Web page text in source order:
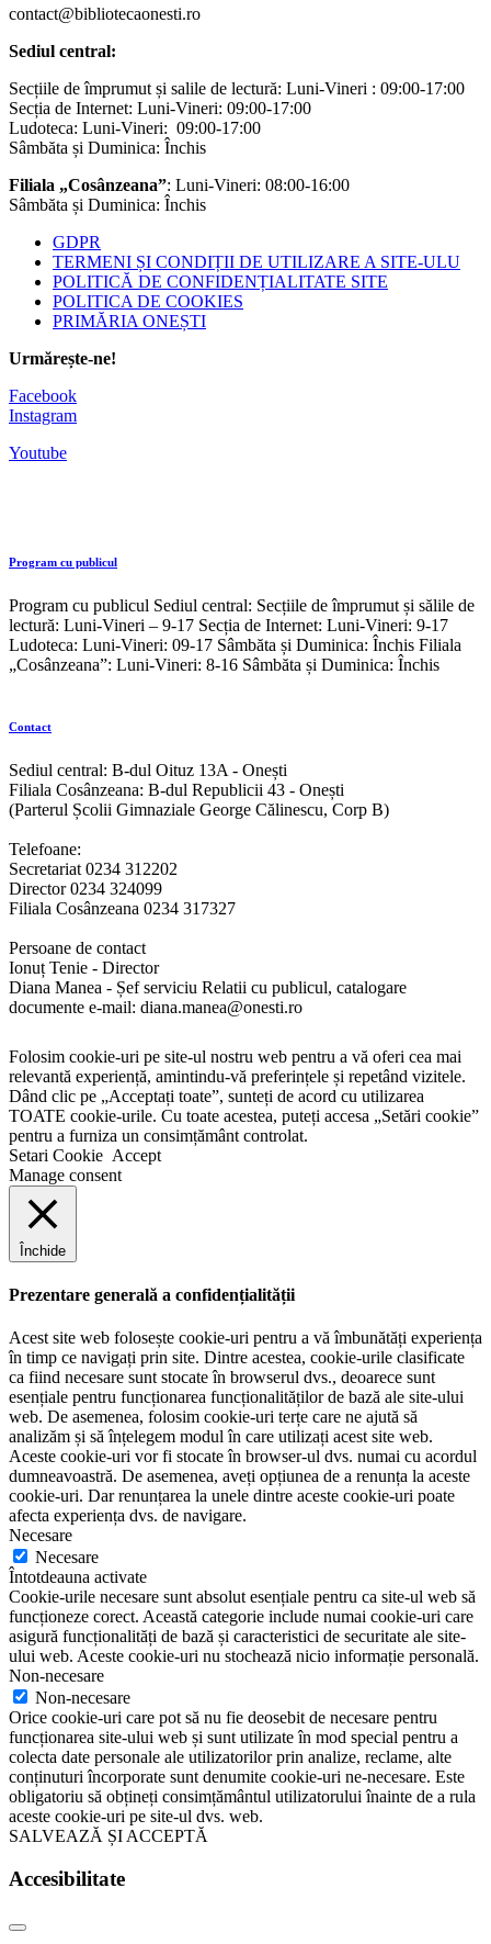
contact@bibliotecaonesti.ro
Sediul central:
Secțiile de împrumut și salile de lectură: Luni-Vineri : 09:00-17:00
Secția de Internet: Luni-Vineri: 09:00-17:00
Ludoteca: Luni-Vineri: 09:00-17:00
Sâmbăta și Duminica: Închis
Filiala „Cosânzeana”: Luni-Vineri: 08:00-16:00
Sâmbăta și Duminica: Închis
GDPR
TERMENI ȘI CONDIȚII DE UTILIZARE A SITE-ULU
POLITICĂ DE CONFIDENȚIALITATE SITE
POLITICA DE COOKIES
PRIMĂRIA ONEȘTI
Urmărește-ne!
Facebook
Instagram
Youtube
Program cu publicul
Program cu publicul Sediul central: Secțiile de împrumut și sălile de
lectură: Luni-Vineri – 9-17 Secția de Internet: Luni-Vineri: 9-17
Ludoteca: Luni-Vineri: 09-17 Sâmbăta și Duminica: Închis Filiala
„Cosânzeana”: Luni-Vineri: 8-16 Sâmbăta și Duminica: Închis
Contact
Sediul central: B-dul Oituz 13A - Onești
Filiala Cosânzeana: B-dul Republicii 43 - Onești
(Parterul Școlii Gimnaziale George Călinescu, Corp B)
Telefoane:
Secretariat 0234 312202
Director 0234 324099
Filiala Cosânzeana 0234 317327
Persoane de contact
Ionuț Tenie - Director
Diana Manea - Șef serviciu Relatii cu publicul, catalogare
documente e-mail: diana.manea@onesti.ro
Folosim cookie-uri pe site-ul nostru web pentru a vă oferi cea mai
relevantă experiență, amintindu-vă preferințele și repetând vizitele.
Dând clic pe „Acceptați toate”, sunteți de acord cu utilizarea
TOATE cookie-urile. Cu toate acestea, puteți accesa „Setări cookie”
pentru a furniza un consimțământ controlat.
Setari Cookie Accept
Manage consent
Închide
Prezentare generală a confidențialității
Acest site web folosește cookie-uri pentru a vă îmbunătăți experiența
în timp ce navigați prin site. Dintre acestea, cookie-urile clasificate
ca fiind necesare sunt stocate în browserul dvs., deoarece sunt
esențiale pentru funcționarea funcționalităților de bază ale site-ului
web. De asemenea, folosim cookie-uri terțe care ne ajută să
analizăm și să înțelegem modul în care utilizați acest site web.
Aceste cookie-uri vor fi stocate în browser-ul dvs. numai cu acordul
dumneavoastră. De asemenea, aveți opțiunea de a renunța la aceste
cookie-uri. Dar renunțarea la unele dintre aceste cookie-uri poate
afecta experiența dvs. de navigare.
Necesare
Necesare
Întotdeauna activate
Cookie-urile necesare sunt absolut esențiale pentru ca site-ul web să
funcționeze corect. Această categorie include numai cookie-uri care
asigură funcționalități de bază și caracteristici de securitate ale site-
ului web. Aceste cookie-uri nu stochează nicio informație personală.
Non-necesare
Non-necesare
Orice cookie-uri care pot să nu fie deosebit de necesare pentru
funcționarea site-ului web și sunt utilizate în mod special pentru a
colecta date personale ale utilizatorilor prin analize, reclame, alte
conținuturi încorporate sunt denumite cookie-uri ne-necesare. Este
obligatoriu să obțineți consimțământul utilizatorului înainte de a rula
aceste cookie-uri pe site-ul dvs. web.
SALVEAZĂ ȘI ACCEPTĂ
Accesibilitate